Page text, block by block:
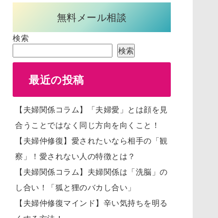
無料メール相談
検索
検索
最近の投稿
【夫婦関係コラム】「夫婦愛」とは顔を見
合うことではなく同じ方向を向くこと！
【夫婦仲修復】愛されたいなら相手の「観
察」！愛されない人の特徴とは？
【夫婦関係コラム】夫婦関係は「洗脳」の
し合い！「狐と狸のバカし合い」
【夫婦仲修復マインド】辛い気持ちを明る